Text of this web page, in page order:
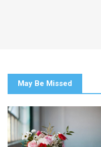
May Be Missed